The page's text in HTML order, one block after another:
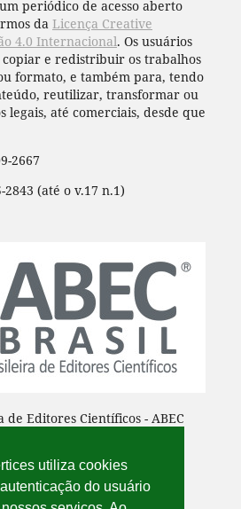
utiliza cookies
do usuário
periódico de acesso aberto
da Licença Creative
4.0 Internacional. Os usuários
e redistribuir os trabalhos
formato, e também para, tendo
reutilizar, transformar ou
legais, até comerciais, desde que
2667
2843 (até o v.17 n.1)
de Editores Científicos - ABEC